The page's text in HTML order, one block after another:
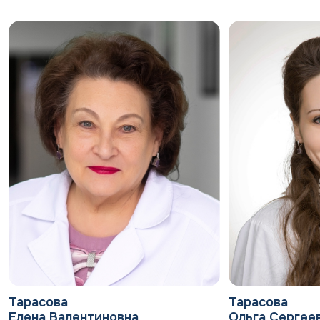
Классификация: какой бывает диабет
Различают два основных типа:
СД 1 типа. Аутоиммунное разрушение бета-
клеток поджелудочной железы, прекращение
выработки инсулина. Составляет 5,3% от
всех случаев. Чаще развивается у детей,
подростков и молодых людей, но возможен в
любом возрасте. Требует пожизненной
заместительной инсулинотерапии.
СД 2 типа. Сочетание
инсулинорезистентности (снижения
чувствительности тканей к инсулину) и
относительной инсулиновой
недостаточности. Наиболее частая форма —
92,3%. Чаще встречается у людей старше 35-
40 лет. Тесно связан с ожирением,
Тарасова
Тарасова